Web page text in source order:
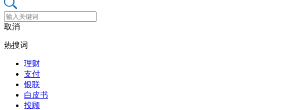
取消
热搜词
理财
支付
银联
白皮书
投顾